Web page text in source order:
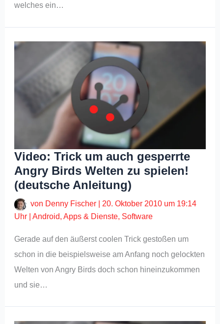
welches ein…
Video: Trick um auch gesperrte
Angry Birds Welten zu spielen!
(deutsche Anleitung)
von Denny Fischer
20. Oktober 2010 um 19:14
Uhr |Android,Apps & Dienste, Software
Gerade auf den äußerst coolen Trick gestoßen um
schon in die beispielsweise am Anfang noch gelockten
Welten von Angry Birds doch schon hineinzukommen
und sie…